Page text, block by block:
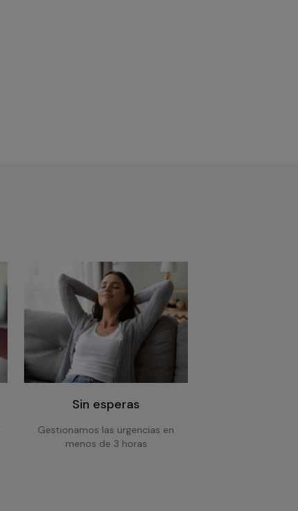
Sin esperas
Gestionamos las urgencias en
menos de 3 horas